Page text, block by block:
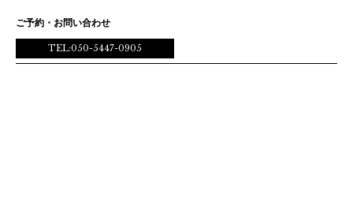
ご予約・お問い合わせ
TEL:050-5447-0905